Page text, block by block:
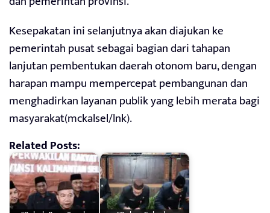
Kesepakatan ini selanjutnya akan diajukan ke
pemerintah pusat sebagai bagian dari tahapan
lanjutan pembentukan daerah otonom baru, dengan
harapan mampu mempercepat pembangunan dan
menghadirkan layanan publik yang lebih merata bagi
masyarakat(mckalsel/lnk).
Related Posts: